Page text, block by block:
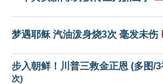
梦遇耶稣 汽油泼身烧3次 毫发未伤
步入朝鲜！川普三救金正恩 (多图/
次)